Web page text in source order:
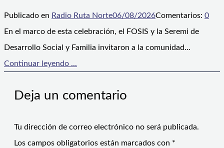
Publicado en Radio Ruta Norte06/08/2026Comentarios: 0
En el marco de esta celebración, el FOSIS y la Seremi de
Desarrollo Social y Familia invitaron a la comunidad…
Continuar leyendo ...
Deja un comentario
Tu dirección de correo electrónico no será publicada.
Los campos obligatorios están marcados con *